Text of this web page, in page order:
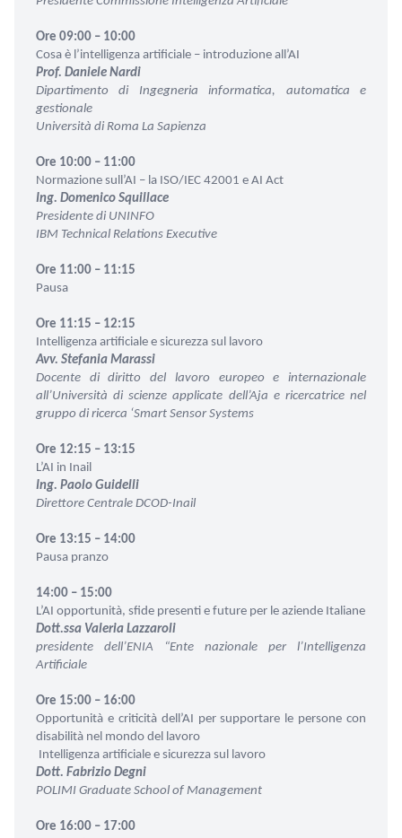
Ore 09:00 – 10:00
Cosa è l’intelligenza artificiale – introduzione all’AI
Prof. Daniele Nardi
Dipartimento di Ingegneria informatica, automatica e
gestionale
Università di Roma La Sapienza
Ore 10:00 – 11:00
Normazione sull’AI – la ISO/IEC 42001 e AI Act
Ing. Domenico Squillace
Presidente di UNINFO
IBM Technical Relations Executive
Ore 11:00 – 11:15
Pausa
Ore 11:15 – 12:15
Intelligenza artificiale e sicurezza sul lavoro
Avv. Stefania Marassi
Docente di diritto del lavoro europeo e internazionale
all’Università di scienze applicate dell’Aja e ricercatrice nel
gruppo di ricerca ‘Smart Sensor Systems
Ore 12:15 – 13:15
L’AI in Inail
Ing. Paolo Guidelli
Direttore Centrale DCOD-Inail
Ore 13:15 – 14:00
Pausa pranzo
14:00 – 15:00
L’AI opportunità, sfide presenti e future per le aziende Italiane
Dott.ssa Valeria Lazzaroli
presidente dell’ENIA “Ente nazionale per l’Intelligenza
Artificiale
Ore 15:00 – 16:00
Opportunità e criticità dell’AI per supportare le persone con
disabilità nel mondo del lavoro
Intelligenza artificiale e sicurezza sul lavoro
Dott. Fabrizio Degni
POLIMI Graduate School of Management
Ore 16:00 – 17:00